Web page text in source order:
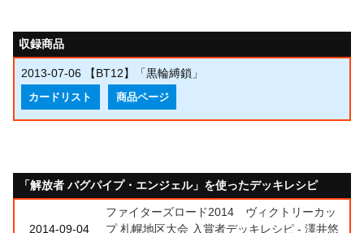
収録商品
2013-07-06 【BT12】「黒輪縛鎖」
カードリスト 商品ページ
「解放者 バグパイプ・エンジェル」を使ったデッキレシピ
2014-09-04
ファイターズロード2014 ヴィクトリーカッ
プ 札幌地区大会 入賞者デッキレシピ - 澤井悠